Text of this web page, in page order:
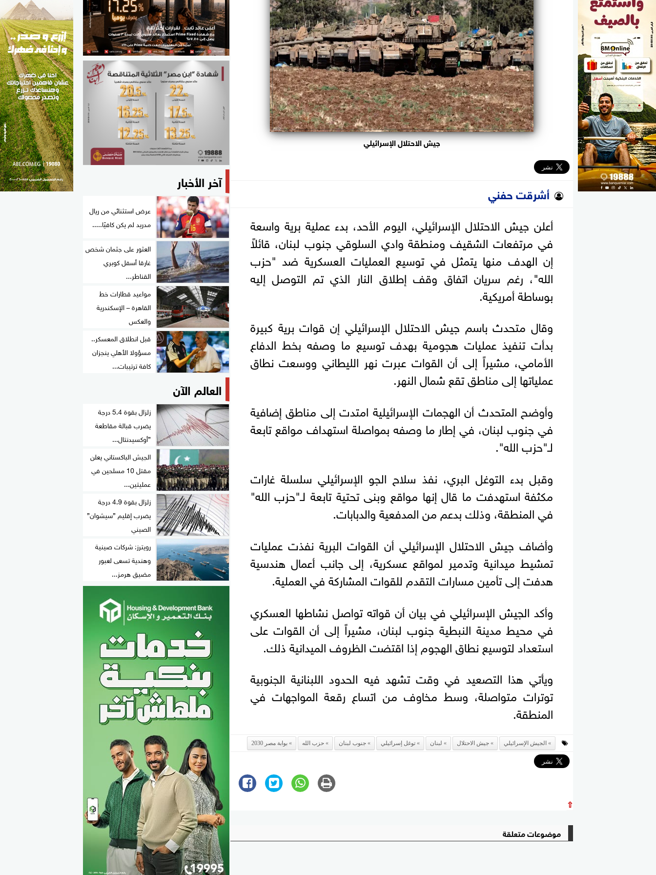
مواهب مصر
جيش الاحتلال الإسرائيلي
أشرقت حفني
أعلن جيش الاحتلال الإسرائيلي، اليوم الأحد، بدء عملية برية واسعة
في مرتفعات الشقيف ومنطقة وادي السلوقي جنوب لبنان، قائلاً
إن الهدف منها يتمثل في توسيع العمليات العسكرية ضد "حزب
الله"، رغم سريان اتفاق وقف إطلاق النار الذي تم التوصل إليه
بوساطة أمريكية.
وقال متحدث باسم جيش الاحتلال الإسرائيلي إن قوات برية كبيرة
بدأت تنفيذ عمليات هجومية بهدف توسيع ما وصفه بخط الدفاع
الأمامي، مشيراً إلى أن القوات عبرت نهر الليطاني ووسعت نطاق
عملياتها إلى مناطق تقع شمال النهر.
وأوضح المتحدث أن الهجمات الإسرائيلية امتدت إلى مناطق إضافية
في جنوب لبنان، في إطار ما وصفه بمواصلة استهداف مواقع تابعة
لـ"حزب الله".
وقبل بدء التوغل البري، نفذ سلاح الجو الإسرائيلي سلسلة غارات
مكثفة استهدفت ما قال إنها مواقع وبنى تحتية تابعة لـ"حزب الله"
في المنطقة، وذلك بدعم من المدفعية والدبابات.
وأضاف جيش الاحتلال الإسرائيلي أن القوات البرية نفذت عمليات
تمشيط ميدانية وتدمير لمواقع عسكرية، إلى جانب أعمال هندسية
هدفت إلى تأمين مسارات التقدم للقوات المشاركة في العملية.
وأكد الجيش الإسرائيلي في بيان أن قواته تواصل نشاطها العسكري
في محيط مدينة النبطية جنوب لبنان، مشيراً إلى أن القوات على
استعداد لتوسيع نطاق الهجوم إذا اقتضت الظروف الميدانية ذلك.
ويأتي هذا التصعيد في وقت تشهد فيه الحدود اللبنانية الجنوبية
توترات متواصلة، وسط مخاوف من اتساع رقعة المواجهات في
المنطقة.
الجيش الإسرائيلي جيش الاحتلال لبنان توغل إسرائيلي جنوب لبنان حزب الله بوابة مصر 2030
⇧
موضوعات متعلقة
آخر الأخبار
عرض استثنائي من ريال
مدريد لم يكن كافيًا.....
العثور على جثمان شخص
غارقا أسفل كوبري
القناطر...
مواعيد قطارات خط
القاهرة – الإسكندرية
والعكس
قبل انطلاق المعسكر..
مسؤولا الأهلي ينجزان
كافة ترتيبات...
العالم الآن
زلزال بقوة 5.4 درجة
يضرب قبالة مقاطعة
”أوكسيدنتال...
الجيش الباكستاني يعلن
مقتل 10 مسلحين في
عمليتين...
زلزال بقوة 4.9 درجة
يضرب إقليم ”سيشوان”
الصيني
رويترز: شركات صينية
وهندية تسعى لعبور
مضيق هرمز...